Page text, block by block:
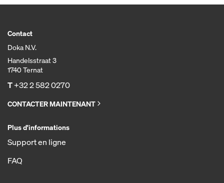
Contact
Doka N.V.
Handelsstraat 3
1740 Ternat
T+32 2 582 0270
CONTACTER MAINTENANT
Plus d'informations
Support en ligne
FAQ